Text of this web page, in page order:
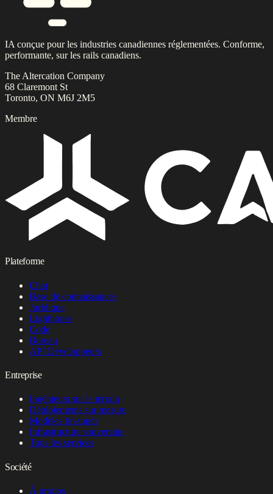
IA conçue pour les industries canadiennes réglementées. Conforme,
performante, sur les rails canadiens.
The Altercation Company
68 Claremont St
Toronto, ON M6J 2M5
Membre
Plateforme
Chat
Base de connaissances
Juridique
Lighthouse
Code
Bureau
API Développeurs
Entreprise
Ingénieurs sur le terrain
Déploiements sur mesure
Modèles fin-tunés
Infrastructure souveraine
Tous les services
Société
À propos